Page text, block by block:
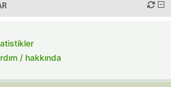
/ hakkında